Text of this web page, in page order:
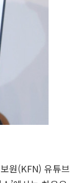
원(KFN) 유튜브